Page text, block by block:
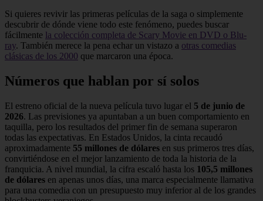
Si quieres revivir las primeras películas de la saga o simplemente
descubrir de dónde viene todo este fenómeno, puedes buscar
fácilmente la colección completa de Scary Movie en DVD o Blu-
ray. También merece la pena echar un vistazo a otras comedias
clásicas de los 2000 que marcaron una época.
Números que hablan por sí solos
El estreno oficial de la nueva película tuvo lugar el 5 de junio de
2026. Las previsiones ya apuntaban a un buen comportamiento en
taquilla, pero los resultados del primer fin de semana superaron
todas las expectativas. En Estados Unidos, la cinta recaudó
aproximadamente 55 millones de dólares en sus primeros tres días,
convirtiéndose en el mejor lanzamiento de toda la historia de la
franquicia. A nivel mundial, la cifra escaló hasta los 105,5 millones
de dólares en apenas unos días, una marca especialmente llamativa
para una comedia con un presupuesto muy inferior al de los grandes